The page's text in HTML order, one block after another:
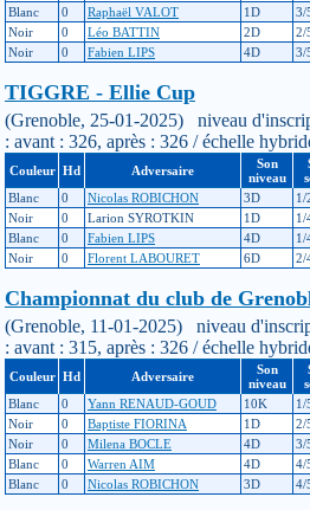
Blanc
0 Raphaël VALOT 1D 3/
Noir
0 Léo BATTIN 2D 2/
Noir
0 Fabien LIPS 4D 3/
TIGGRE - Ellie Cup
(Grenoble, 25-01-2025) niveau
: avant : 326, après : 326 / échelle
Couleur Hd Adversaire
Son
niveau
Blanc
0 Nicolas ROBICHON 3D 1/
Noir
0 Larion SYROTKIN 1D 1/
Blanc
0 Fabien LIPS 4D 1/
Noir
0 Florent LABOURET 6D 2/
Championnat du club de
(Grenoble, 11-01-2025) niveau
: avant : 315, après : 326 / échelle
Couleur Hd Adversaire
Son
niveau
Blanc
0 Yann RENAUD-GOUD 10K 1/
Noir
0 Baptiste FIORINA 1D 2/
Noir
0 Milena BOCLE 4D 3/
Blanc
0 Warren AIM 4D 4/
Blanc
0 Nicolas ROBICHON 3D 4/